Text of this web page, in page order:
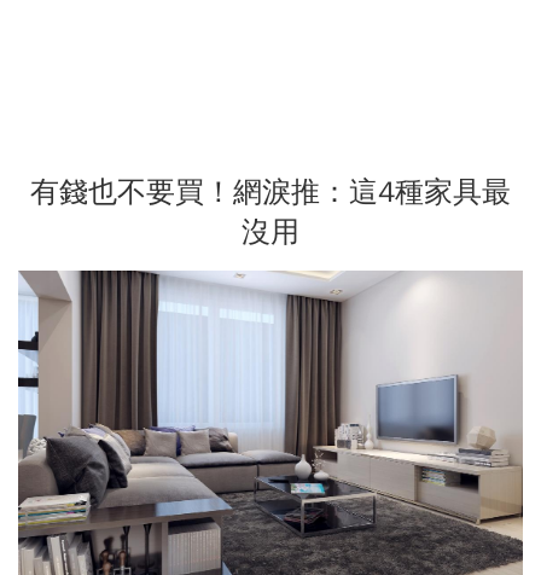
有錢也不要買！網淚推：這4種家具最
沒用